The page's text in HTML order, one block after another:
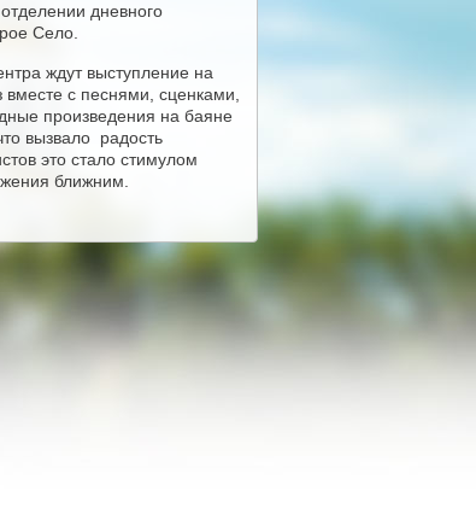
дневного
Село.
ждут выступление на
с песнями, сценками,
произведения на баяне
вызвало радость
это стало стимулом
ближним.